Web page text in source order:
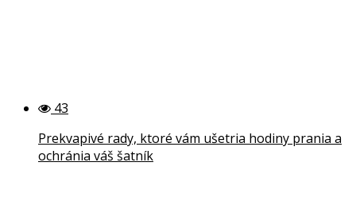
43
Prekvapivé rady, ktoré vám ušetria hodiny prania a
ochránia váš šatník